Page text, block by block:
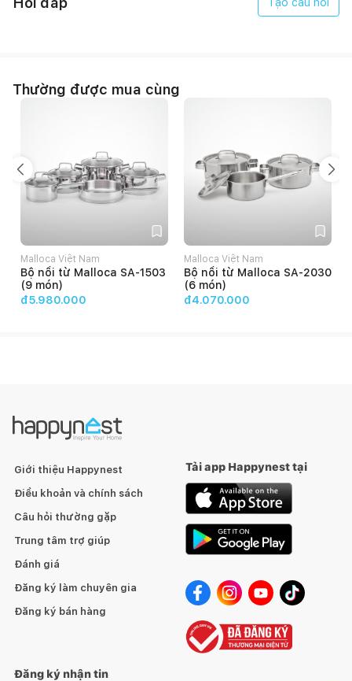
Thường được mua cùng
Malloca Việt Nam
Bộ nồi từ Malloca SA-1503
(9 món)
đ5.980.000
Malloca Việt Nam
Bộ nồi từ Malloca SA-2030
(6 món)
đ4.070.000
Giới thiệu Happynest
Điều khoản và chính sách
Câu hỏi thường gặp
Trung tâm trợ giúp
Đánh giá
Đăng ký làm chuyên gia
Đăng ký bán hàng
Tải app Happynest tại
Đăng ký nhận tin